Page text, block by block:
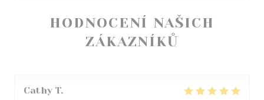
HODNOCENÍ NAŠICH
ZÁKAZNÍKŮ
Cathy T